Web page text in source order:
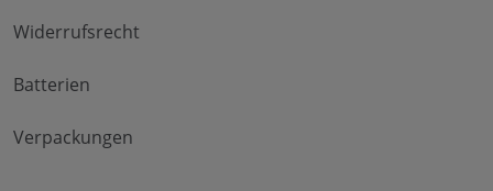
Widerrufsrecht
Batterien
Verpackungen